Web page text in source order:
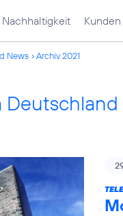
Nachhaltigkeit Kunden
News Archiv 2021